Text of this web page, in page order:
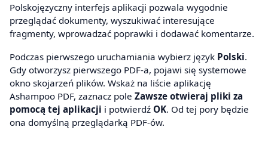
Polskojęzyczny interfejs aplikacji pozwala wygodnie
przeglądać dokumenty, wyszukiwać interesujące
fragmenty, wprowadzać poprawki i dodawać komentarze.
Podczas pierwszego uruchamiania wybierz język Polski.
Gdy otworzysz pierwszego PDF-a, pojawi się systemowe
okno skojarzeń plików. Wskaż na liście aplikację
Ashampoo PDF, zaznacz pole Zawsze otwieraj pliki za
pomocą tej aplikacji i potwierdź OK. Od tej pory będzie
ona domyślną przeglądarką PDF-ów.